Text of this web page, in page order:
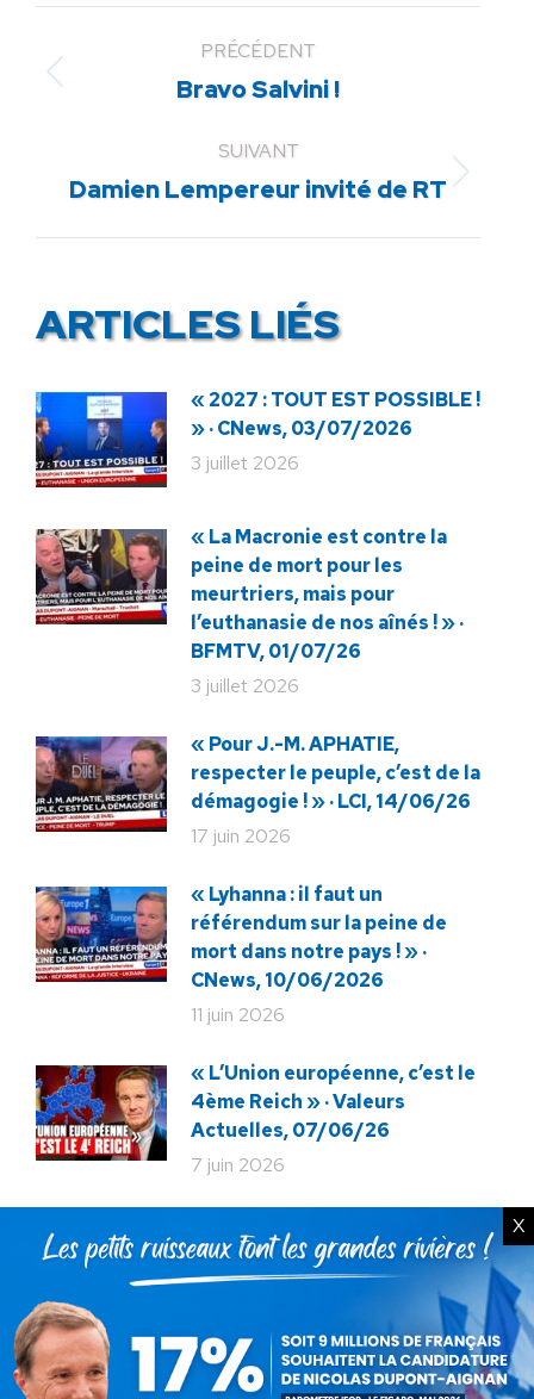
PRÉCÉDENT
Article
:
Bravo Salvini !
SUIVANT
Article
:
Damien Lempereur invité de RT
ARTICLES LIÉS
« 2027 : TOUT EST POSSIBLE !
» · CNews, 03/07/2026
3 juillet 2026
« La Macronie est contre la
peine de mort pour les
meurtriers, mais pour
l’euthanasie de nos aînés ! » ·
BFMTV, 01/07/26
3 juillet 2026
« Pour J.-M. APHATIE,
respecter le peuple, c’est de la
démagogie ! » · LCI, 14/06/26
17 juin 2026
« Lyhanna : il faut un
référendum sur la peine de
mort dans notre pays ! » ·
CNews, 10/06/2026
11 juin 2026
« L’Union européenne, c’est le
4ème Reich » · Valeurs
Actuelles, 07/06/26
7 juin 2026
les Français ! » · BFMTV,
02/06/26
X